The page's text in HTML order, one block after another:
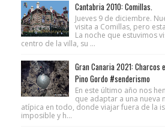
Cantabria 2010: Comillas.
Jueves 9 de diciembre.
visita a Comillas, pero
La noche que estuvimos
centro de la villa, su ...
Gran Canaria 2021: Charcos
Pino Gordo #senderismo
En este último año nos
que adaptar a una nueva
atípica en todo, donde viajar fuera de la
imposible y h...